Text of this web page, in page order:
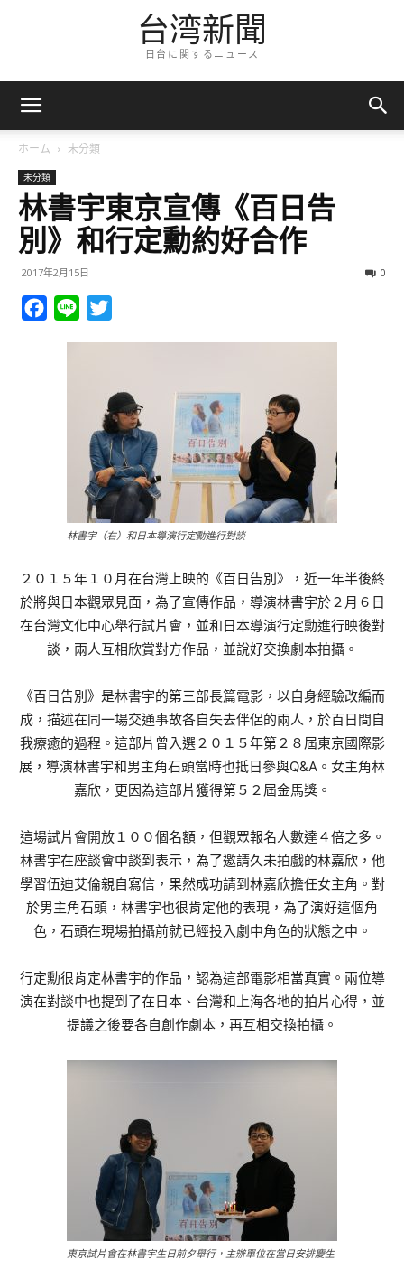
台湾新聞
日台に関するニュース
ホーム 未分類
未分類
林書宇東京宣傳《百日告
別》和行定勳約好合作
2017年2月15日 0
Facebook
Line
林書宇（右）和日本導演行定勳進行對談
２０１５年１０月在台灣上映的《百日告別》，近一年半後終
於將與日本觀眾見面，為了宣傳作品，導演林書宇於２月６日
在台灣文化中心舉行試片會，並和日本導演行定勳進行映後對
談，兩人互相欣賞對方作品，並說好交換劇本拍攝。
《百日告別》是林書宇的第三部長篇電影，以自身經驗改編而
成，描述在同一場交通事故各自失去伴侶的兩人，於百日間自
我療癒的過程。這部片曾入選２０１５年第２８屆東京國際影
展，導演林書宇和男主角石頭當時也抵日參與Q&A。女主角林
嘉欣，更因為這部片獲得第５２屆金馬獎。
這場試片會開放１００個名額，但觀眾報名人數達４倍之多。
林書宇在座談會中談到表示，為了邀請久未拍戲的林嘉欣，他
學習伍迪艾倫親自寫信，果然成功請到林嘉欣擔任女主角。對
於男主角石頭，林書宇也很肯定他的表現，為了演好這個角
色，石頭在現場拍攝前就已經投入劇中角色的狀態之中。
行定勳很肯定林書宇的作品，認為這部電影相當真實。兩位導
演在對談中也提到了在日本、台灣和上海各地的拍片心得，並
提議之後要各自創作劇本，再互相交換拍攝。
東京試片會在林書宇生日前夕舉行，主辦單位在當日安排慶生